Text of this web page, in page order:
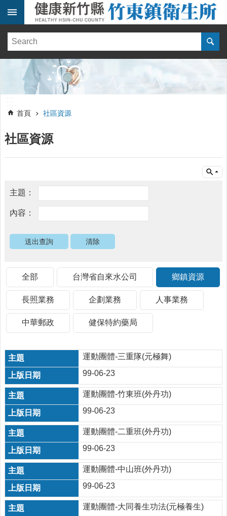
跳到主要內容區塊
健
訊
簡
便
線
報
社
資
診
時
間
表
預
防
與
注
射
時
間
表
法
規
首頁 社區資源
社區資源
全部 台灣省自來水公司 鄉鎮資源
長照業務 企劃業務 人事業務
中華郵政 健保特約藥局
運動團體-三重隊(元極舞)
99-06-23
運動團體-竹東班(外丹功)
99-06-23
運動團體-二重班(外丹功)
99-06-23
運動團體-中山班(外丹功)
99-06-23
運動團體-大同養生功法(元極養生)